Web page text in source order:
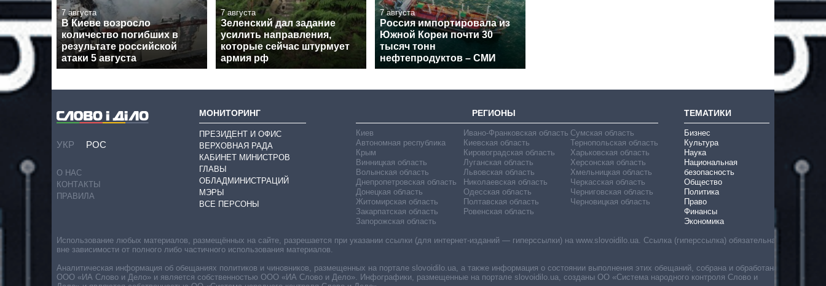
7 августа
В Киеве возросло
количество погибших в
результате российской
атаки 5 августа
7 августа
Зеленский дал задание
усилить направления,
которые сейчас штурмует
армия рф
7 августа
Россия импортировала из
Южной Кореи почти 30
тысяч тонн
нефтепродуктов – СМИ
УКР РОС
О НАС
КОНТАКТЫ
ПРАВИЛА
МОНИТОРИНГ
ПРЕЗИДЕНТ И ОФИС
ВЕРХОВНАЯ РАДА
КАБИНЕТ МИНИСТРОВ
ГЛАВЫ
ОБЛАДМИНИСТРАЦИЙ
МЭРЫ
ВСЕ ПЕРСОНЫ
РЕГИОНЫ
Киев
Автономная республика
Крым
Винницкая область
Волынская область
Днепропетровская область
Донецкая область
Житомирская область
Закарпатская область
Запорожская область
Ивано-Франковская область
Киевская область
Кировоградская область
Луганская область
Львовская область
Николаевская область
Одесская область
Полтавская область
Ровенская область
Сумская область
Тернопольская область
Харьковская область
Херсонская область
Хмельницкая область
Черкасская область
Черниговская область
Черновицкая область
ТЕМАТИКИ
Бизнес
Культура
Наука
Национальная
безопасность
Общество
Политика
Право
Финансы
Экономика
Использование любых материалов, размещённых на сайте, разрешается при указании ссылки (для интернет-изданий — гиперссылки) на www.slovoidilo.ua. Ссылка (гиперссылка) обязательна
вне зависимости от полного либо частичного использования материалов.
Аналитическая информация об обещаниях политиков и чиновников, размещенных на портале slovoidilo.ua, а также информация о состоянии выполнения этих обещаний, собрана и обработана
ООО «ИА Слово и Дело» и является собственностью ООО «ИА Слово и Дело». Инфографики, размещенные на портале slovoidilo.ua, созданы ОО «Система народного контроля Слово и